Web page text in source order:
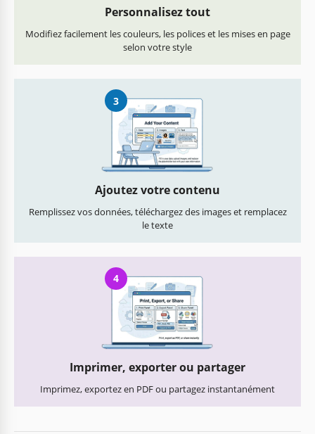
Personnalisez tout
Modifiez facilement les couleurs, les polices et les mises en page
selon votre style
3
Ajoutez votre contenu
Remplissez vos données, téléchargez des images et remplacez
le texte
4
Imprimer, exporter ou partager
Imprimez, exportez en PDF ou partagez instantanément